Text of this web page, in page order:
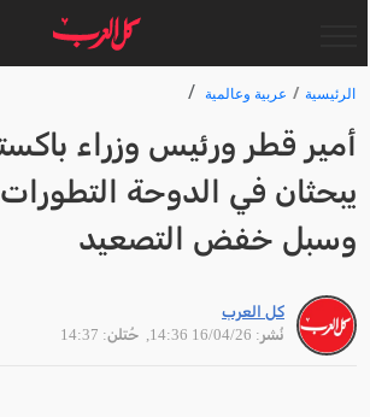
الرئيسية عربية وعالمية
أمير قطر ورئيس وزراء
يبحثان في الدوحة التطورات
وسبل خفض التصعيد
كل العرب
نُشر: 16/04/26 14:36
, حُتلن: 14:37